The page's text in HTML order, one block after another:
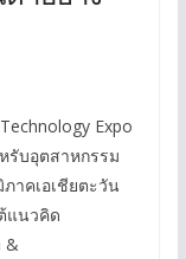
Expo
รับอุตสาหกรรม
าคเอเชียตะวัน
แนวคิด
&